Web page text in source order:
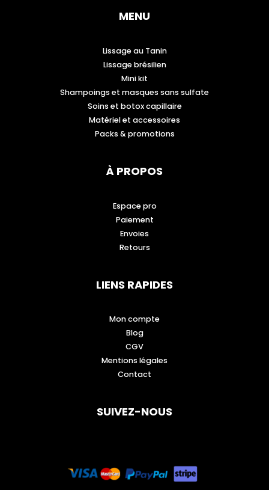
MENU
Lissage au Tanin
Lissage brésilien
Mini kit
Shampoings et masques sans sulfate
Soins et botox capillaire
Matériel et accessoires
Packs & promotions
À PROPOS
Espace pro
Paiement
Envoies
Retours
LIENS RAPIDES
Mon compte
Blog
CGV
Mentions légales
Contact
SUIVEZ-NOUS